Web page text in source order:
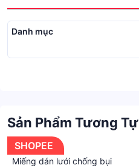
Danh mục
Sản Phẩm Tương Tự
SHOPEE
Miếng dán lưới chống bụi